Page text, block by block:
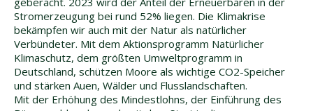
Stromerzeugung bei rund 52% liegen. Die Klimakrise
bekämpfen wir auch mit der Natur als natürlicher
Verbündeter. Mit dem Aktionsprogramm Natürlicher
Klimaschutz, dem größten Umweltprogramm in
Deutschland, schützen Moore als wichtige CO2-Speicher
und stärken Auen, Wälder und Flusslandschaften.
Mit der Erhöhung des Mindestlohns, der Einführung des